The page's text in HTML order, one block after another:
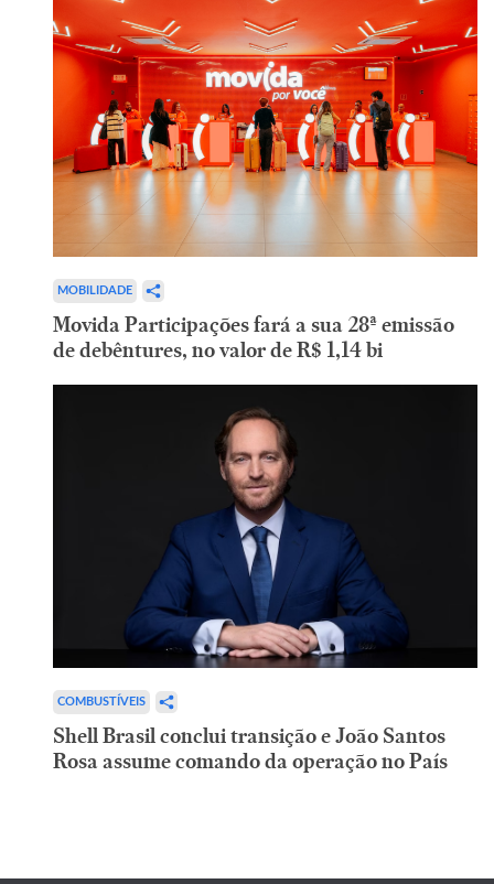
MOBILIDADE
Movida Participações fará a sua 28ª emissão
de debêntures, no valor de R$ 1,14 bi
COMBUSTÍVEIS
Shell Brasil conclui transição e João Santos
Rosa assume comando da operação no País